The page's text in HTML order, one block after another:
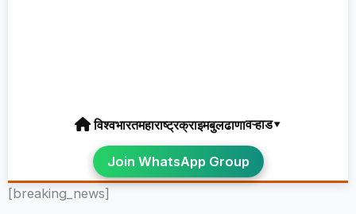
विश्वभारतमहाराष्ट्रक्राइमबुलढाणावऱ्हाड▾
Join WhatsApp Group
[breaking_news]